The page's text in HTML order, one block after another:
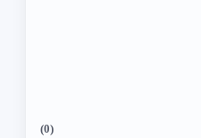
(0)